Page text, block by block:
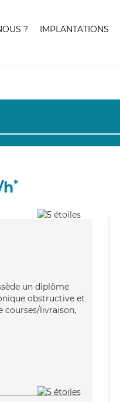
? IMPLANTATIONS
h*
un diplôme
obstructive et
courses/livraison,